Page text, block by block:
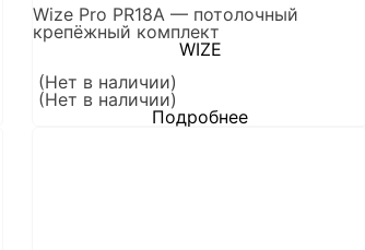
Wize Pro PR18A — потолочный
крепёжный комплект
WIZE
(Нет в наличии)
(Нет в наличии)
Подробнее